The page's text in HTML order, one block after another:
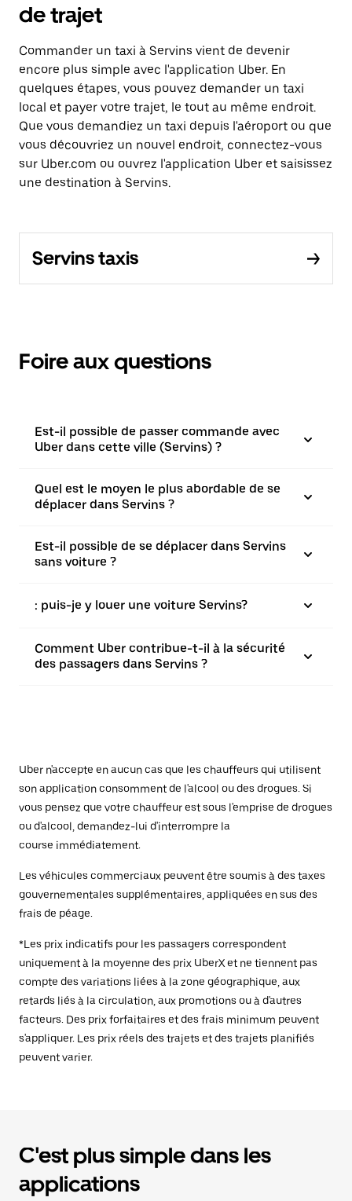
de trajet
Commander un taxi à Servins vient de devenir
encore plus simple avec l'application Uber. En
quelques étapes, vous pouvez demander un taxi
local et payer votre trajet, le tout au même endroit.
Que vous demandiez un taxi depuis l'aéroport ou que
vous découvriez un nouvel endroit, connectez-vous
sur Uber.com ou ouvrez l'application Uber et saisissez
une destination à Servins.
Servins taxis
Foire aux questions
Est-il possible de passer commande avec
Uber dans cette ville (Servins) ?
Quel est le moyen le plus abordable de se
déplacer dans Servins ?
Est-il possible de se déplacer dans Servins
sans voiture ?
: puis-je y louer une voiture Servins?
Comment Uber contribue-t-il à la sécurité
des passagers dans Servins ?
Uber n'accepte en aucun cas que les chauffeurs qui utilisent
son application consomment de l'alcool ou des drogues. Si
vous pensez que votre chauffeur est sous l'emprise de drogues
ou d'alcool, demandez-lui d'interrompre la
course immédiatement.
Les véhicules commerciaux peuvent être soumis à des taxes
gouvernementales supplémentaires, appliquées en sus des
frais de péage.
*Les prix indicatifs pour les passagers correspondent
uniquement à la moyenne des prix UberX et ne tiennent pas
compte des variations liées à la zone géographique, aux
retards liés à la circulation, aux promotions ou à d'autres
facteurs. Des prix forfaitaires et des frais minimum peuvent
s'appliquer. Les prix réels des trajets et des trajets planifiés
peuvent varier.
C'est plus simple dans les
applications